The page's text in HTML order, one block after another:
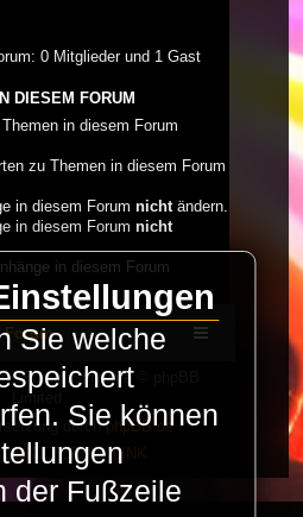
0 Mitglieder und 1 Gast
DIESEM FORUM
in diesem Forum
zu Themen in diesem Forum
in diesem Forum nicht ändern.
in diesem Forum nicht
in diesem Forum
Forum
® Forum Software © phpBB
Limited
durchphpBB.de
TERMS_LINK
Sie welche
Sie können
der Fußzeile